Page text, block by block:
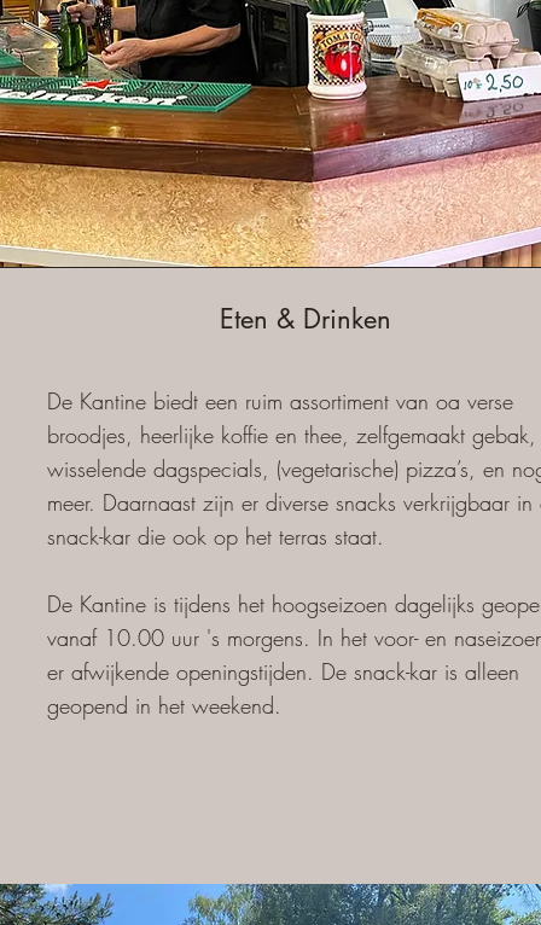
Eten & Drinken
De Kantine biedt een ruim assortiment van oa verse
broodjes, heerlijke koffie en thee, zelfgemaakt gebak,
wisselende dagspecials, (vegetarische) pizza’s, en
meer. Daarnaast zijn er diverse snacks verkrijgbaar in
snack-kar die ook op het terras staat.
De Kantine is tijdens het hoogseizoen dagelijks
vanaf 10.00 uur 's morgens. In het voor- en
er afwijkende openingstijden. De snack-kar is alleen
geopend in het weekend.